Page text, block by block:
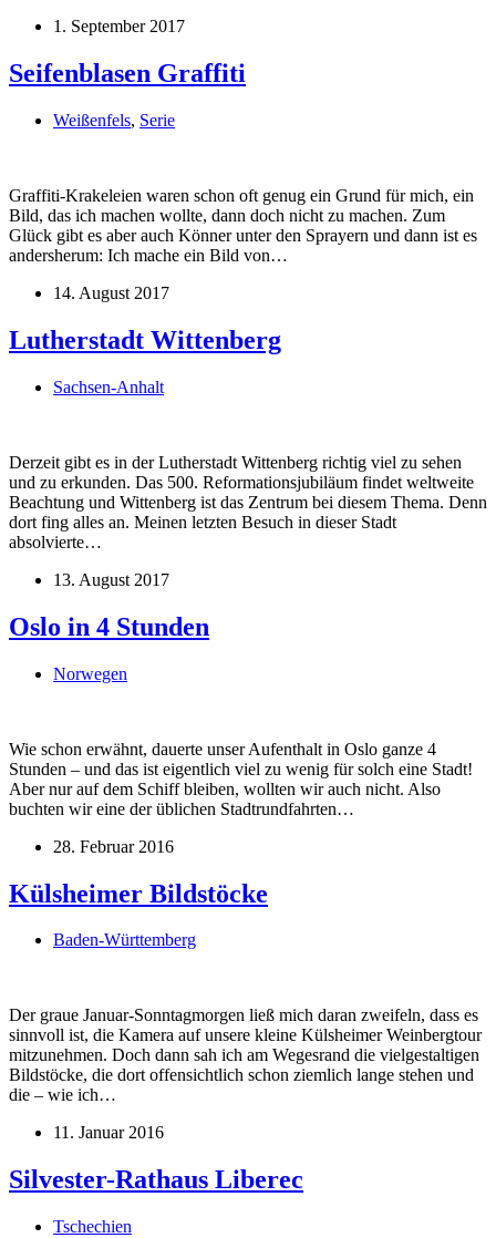
1. September 2017
Seifenblasen Graffiti
Weißenfels, Serie
Graffiti-Krakeleien waren schon oft genug ein Grund für mich, ein
Bild, das ich machen wollte, dann doch nicht zu machen. Zum
Glück gibt es aber auch Könner unter den Sprayern und dann ist es
andersherum: Ich mache ein Bild von…
14. August 2017
Lutherstadt Wittenberg
Sachsen-Anhalt
Derzeit gibt es in der Lutherstadt Wittenberg richtig viel zu sehen
und zu erkunden. Das 500. Reformationsjubiläum findet weltweite
Beachtung und Wittenberg ist das Zentrum bei diesem Thema. Denn
dort fing alles an. Meinen letzten Besuch in dieser Stadt
absolvierte…
13. August 2017
Oslo in 4 Stunden
Norwegen
Wie schon erwähnt, dauerte unser Aufenthalt in Oslo ganze 4
Stunden – und das ist eigentlich viel zu wenig für solch eine Stadt!
Aber nur auf dem Schiff bleiben, wollten wir auch nicht. Also
buchten wir eine der üblichen Stadtrundfahrten…
28. Februar 2016
Külsheimer Bildstöcke
Baden-Württemberg
Der graue Januar-Sonntagmorgen ließ mich daran zweifeln, dass es
sinnvoll ist, die Kamera auf unsere kleine Külsheimer Weinbergtour
mitzunehmen. Doch dann sah ich am Wegesrand die vielgestaltigen
Bildstöcke, die dort offensichtlich schon ziemlich lange stehen und
die – wie ich…
11. Januar 2016
Silvester-Rathaus Liberec
Tschechien